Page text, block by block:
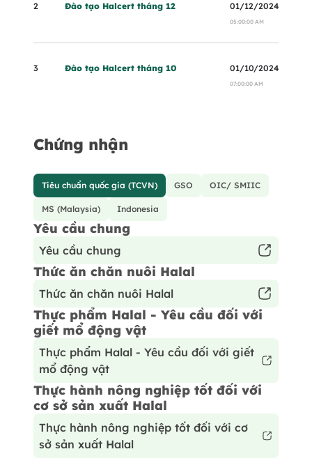
2 Đào tạo Halcert tháng 12 01/12/2024
05:00:00 AM
3 Đào tạo Halcert tháng 10 01/10/2024
07:00:00 AM
Chứng nhận
Tiêu chuẩn quốc gia (TCVN) GSO OIC/ SMIIC
MS (Malaysia) Indonesia
Yêu cầu chung
Yêu cầu chung
Thức ăn chăn nuôi Halal
Thức ăn chăn nuôi Halal
Thực phẩm Halal - Yêu cầu đối với
giết mổ động vật
Thực phẩm Halal - Yêu cầu đối với giết
mổ động vật
Thực hành nông nghiệp tốt đối với
cơ sở sản xuất Halal
Thực hành nông nghiệp tốt đối với cơ
sở sản xuất Halal